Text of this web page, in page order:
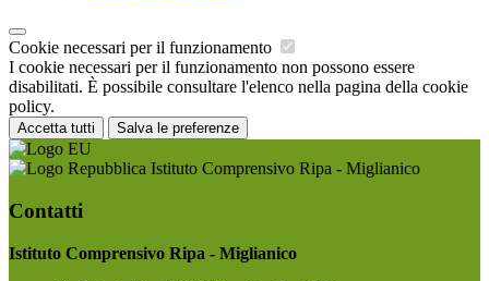
Cookie necessari per il funzionamento
I cookie necessari per il funzionamento non possono essere
disabilitati. È possibile consultare l'elenco nella pagina della cookie
policy.
Accetta tutti Salva le preferenze
Istituto Comprensivo Ripa - Miglianico
Contatti
Istituto Comprensivo Ripa - Miglianico